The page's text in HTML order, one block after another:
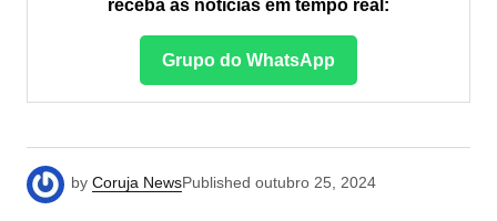
receba as notícias em tempo real:
Grupo do WhatsApp
by Coruja NewsPublished outubro 25, 2024